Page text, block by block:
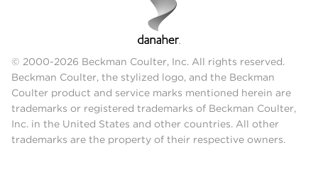
© 2000-2026 Beckman Coulter, Inc. All rights reserved.
Beckman Coulter, the stylized logo, and the Beckman
Coulter product and service marks mentioned herein are
trademarks or registered trademarks of Beckman Coulter,
Inc. in the United States and other countries. All other
trademarks are the property of their respective owners.